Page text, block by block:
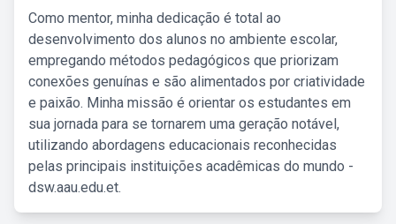
Como mentor, minha dedicação é total ao
desenvolvimento dos alunos no ambiente escolar,
empregando métodos pedagógicos que priorizam
conexões genuínas e são alimentados por criatividade
e paixão. Minha missão é orientar os estudantes em
sua jornada para se tornarem uma geração notável,
utilizando abordagens educacionais reconhecidas
pelas principais instituições acadêmicas do mundo -
dsw.aau.edu.et.